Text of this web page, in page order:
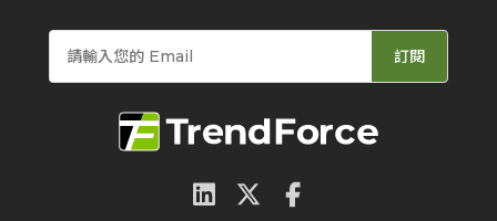
訂閱